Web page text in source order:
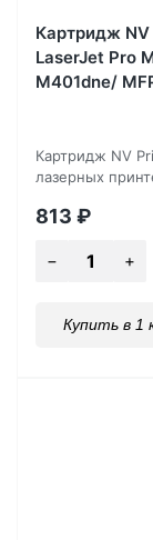
Картридж NV
LaserJet Pro
M401dne/
Картридж NV
лазерных
813 ₽
Купить в 1